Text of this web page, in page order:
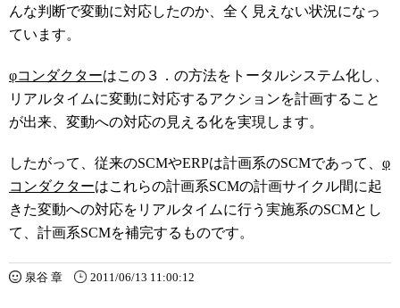
んな判断で変動に対応したのか、全く見えない状況になっ
ています。
φコンダクターはこの３．の方法をトータルシステム化し、
リアルタイムに変動に対応するアクションを計画すること
が出来、変動への対応の見える化を実現します。
したがって、従来のSCMやERPは計画系のSCMであって、 φ
コンダクターはこれらの計画系SCMの計画サイクル間に起
きた変動への対応をリアルタイムに行う実施系のSCMとし
て、計画系SCMを補完するものです。
泉谷 章 2011/06/13 11:00:12